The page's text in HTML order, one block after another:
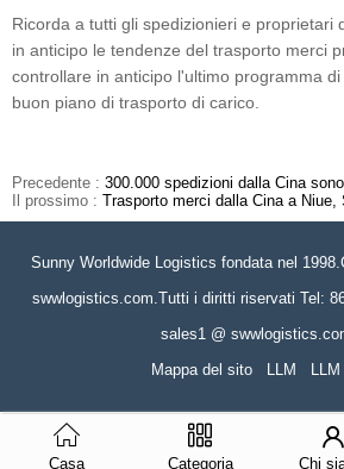
Ricorda a tutti gli spedizionieri e proprietari
in anticipo le tendenze del trasporto merci
controllare in anticipo l'ultimo programma
buon piano di trasporto di carico.
Precedente : 300.000 spedizioni dalla Cina
Il prossimo : Trasporto merci dalla Cina a
Sunny Worldwide Logistics fondata nel
swwlogistics.com.Tutti i diritti riservati Tel:
sales1 @
Mappa del sito
LLM
Casa Categoria Chi